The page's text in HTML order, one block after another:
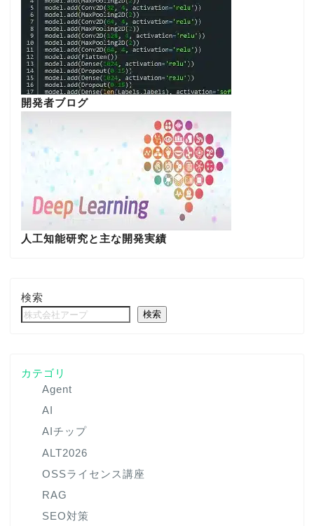
開発者ブログ
人工知能研究と主な開発実績
検索
検索
カテゴリ
Agent
AI
AIチップ
ALT2026
OSSライセンス講座
RAG
SEO対策